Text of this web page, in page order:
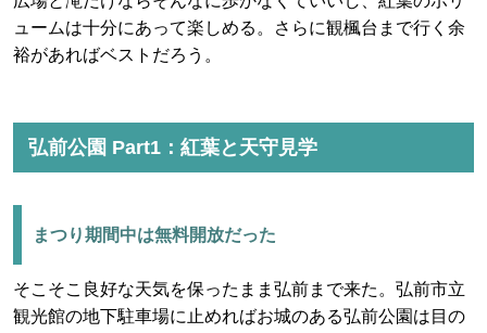
ュームは十分にあって楽しめる。さらに観楓台まで行く余
裕があればベストだろう。
弘前公園 Part1：紅葉と天守見学
まつり期間中は無料開放だった
そこそこ良好な天気を保ったまま弘前まで来た。弘前市立
観光館の地下駐車場に止めればお城のある弘前公園は目の